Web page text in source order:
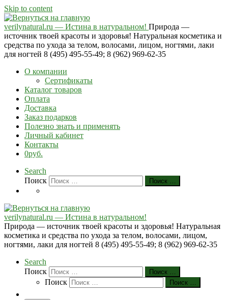
Skip to content
verilynatural.ru — Истина в натуральном! Природа —
источник твоей красоты и здоровья! Натуральная косметика и
средства по ухода за телом, волосами, лицом, ногтями, лаки
для ногтей 8 (495) 495-55-49; 8 (962) 969-62-35
О компании
Сертификаты
Каталог товаров
Оплата
Доставка
Заказ подарков
Полезно знать и применять
Личный кабинет
Контакты
0руб.
Search
Поиск
Поиск …
verilynatural.ru — Истина в натуральном!
Природа — источник твоей красоты и здоровья! Натуральная
косметика и средства по ухода за телом, волосами, лицом,
ногтями, лаки для ногтей 8 (495) 495-55-49; 8 (962) 969-62-35
Search
Поиск
Поиск …
Поиск Поиск …